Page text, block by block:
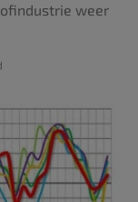
weer